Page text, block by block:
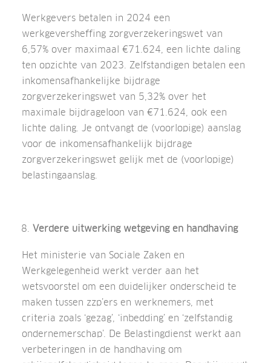
Werkgevers betalen in 2024 een
werkgeversheffing zorgverzekeringswet van
6,57% over maximaal €71.624, een lichte daling
ten opzichte van 2023. Zelfstandigen betalen een
inkomensafhankelijke bijdrage
zorgverzekeringswet van 5,32% over het
maximale bijdrageloon van €71.624, ook een
lichte daling. Je ontvangt de (voorlopige) aanslag
voor de inkomensafhankelijk bijdrage
zorgverzekeringswet gelijk met de (voorlopige)
belastingaanslag.
Verdere uitwerking wetgeving en handhaving
Het ministerie van Sociale Zaken en
Werkgelegenheid werkt verder aan het
wetsvoorstel om een duidelijker onderscheid te
maken tussen zzp’ers en werknemers, met
criteria zoals ‘gezag’, ‘inbedding’ en ‘zelfstandig
ondernemerschap’. De Belastingdienst werkt aan
verbeteringen in de handhaving om